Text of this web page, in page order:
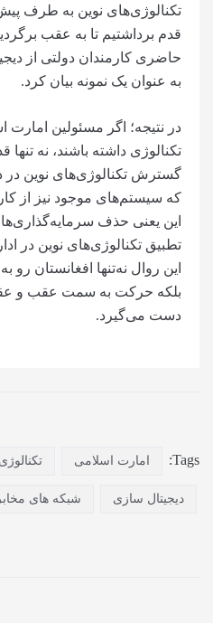
تکنالوژی‌های نوین به طرف
قدم برداشتیم تا به عقب
حاضری کارمندان دولتی از
به عنوان یک نمونه بیان کرد.
در نتیجه؛ اگر مسئولین امارت
تکنالوژی داشته باشند، نه تنها
گسترش تکنالوژی‌های نوین در
که سیستم‌های موجود نیز از کار
این یعنی حذف
تطبیق تکنالوژی‌های نوین در
این روال نه‌تنها افغانستان رو
بلکه حرکت به سمت عقب و
دست می‌گیرد.
Tags: امارت اسلامی تکنالوژی
دیجیتال سازی شبکه های